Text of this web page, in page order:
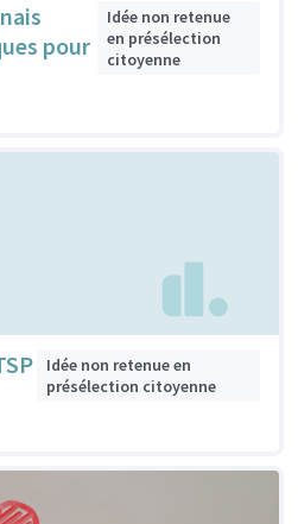
pour
Idée non retenue
en présélection
citoyenne
Idée non retenue en
présélection citoyenne